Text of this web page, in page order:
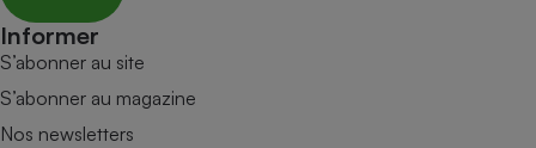
Informer
S’abonner au site
S’abonner au magazine
Nos newsletters